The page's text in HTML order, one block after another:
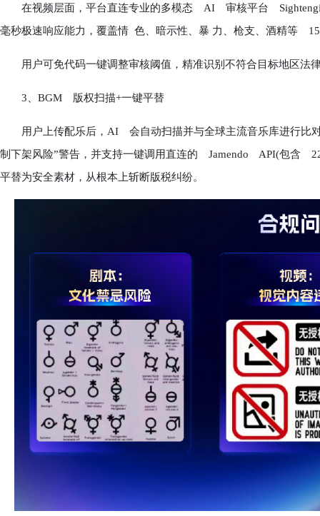
在视频层面，平台直连专业的多模态 AI 审核平台
毫秒极速响应能力，覆盖情 色、暗示性、暴 力、枪支、酒精等
用户可免代码一键调整审核阈值，精准识别不符合目标地区法
3、BGM 版权扫描+一键平替
用户上传配乐后，AI 会自动扫描并与全球主流音乐库进行比对
制下架风险”警告，并支持一键调用直连的 Jamendo API(包含
平替为安全素材，从根本上斩断版税纠纷。